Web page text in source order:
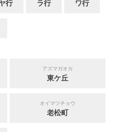
行 ラ行 ワ行
アズマガオカ
東ケ丘
オイマツチョウ
老松町